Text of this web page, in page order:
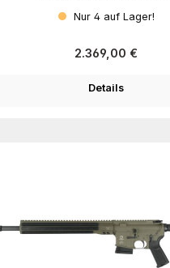
Nur 4 auf Lager!
Regulärer Preis:
2.369,00 €
Details